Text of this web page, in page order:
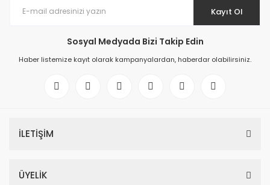
Kayıt Ol
Sosyal Medyada Bizi Takip Edin
Haber listemize kayıt olarak kampanyalardan, haberdar olabilirsiniz.
İLETİŞİM
ÜYELİK